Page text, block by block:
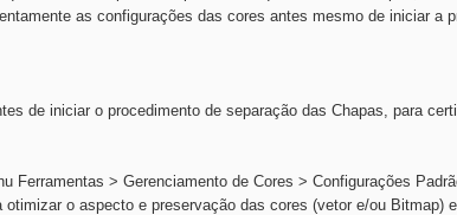
as configurações das cores antes mesmo de iniciar a
de iniciar o procedimento de separação das Chapas, para
Ferramentas > Gerenciamento de Cores > Configurações
o aspecto e preservação das cores (vetor e/ou Bitmap)